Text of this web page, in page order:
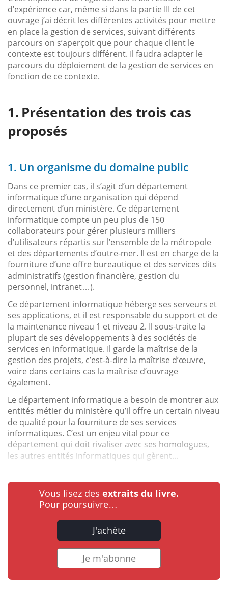
d’expérience car, même si dans la partie III de cet
ouvrage j’ai décrit les différentes activités pour mettre
en place la gestion de services, suivant différents
parcours on s’aperçoit que pour chaque client le
contexte est toujours différent. Il faudra adapter le
parcours du déploiement de la gestion de services en
fonction de ce contexte.
Présentation des trois cas
proposés
1. Un organisme du domaine public
Dans ce premier cas, il s’agit d’un département
informatique d’une organisation qui dépend
directement d’un ministère. Ce département
informatique compte un peu plus de 150
collaborateurs pour gérer plusieurs milliers
d’utilisateurs répartis sur l’ensemble de la métropole
et des départements d’outre-mer. Il est en charge de la
fourniture d’une offre bureautique et des services dits
administratifs (gestion financière, gestion du
personnel, intranet…).
Ce département informatique héberge ses serveurs et
ses applications, et il est responsable du support et de
la maintenance niveau 1 et niveau 2. Il sous-traite la
plupart de ses développements à des sociétés de
services en informatique. Il garde la maîtrise de la
gestion des projets, c’est-à-dire la maîtrise d’œuvre,
voire dans certains cas la maîtrise d’ouvrage
également.
Le département informatique a besoin de montrer aux
entités métier du ministère qu’il offre un certain niveau
de qualité pour la fourniture de ses services
informatiques. C’est un enjeu vital pour ce
département qui doit rivaliser avec ses homologues,
les autres entités informatiques qui gèrent...
Vous lisez des extraits du livre.
Pour poursuivre…
J'achète
Je m'abonne